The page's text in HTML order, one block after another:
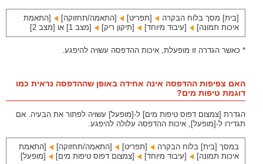
[בית] מסך בלוח הבקרה [תפריט]‏ [התאמה/תחזוקה]‏
[התאמת
איכות תמונה]‏
[עיבוד מיוחד]‏ [תיקון ריק]‏ [מצב 1] או [מצב 2]
* כאשר הגדרה זו מופעלת, איכות ההדפסה עשויה להיפגע.
האם צפיפות ההדפסה אינה אחידה באופן שההדפסה נראית כמו
דוגמת טיפות מים?
הגדרת [צמצום דפוס טיפות מים] ל-[מופעל] עשויה לפתור את הבעיה. אם
תגדירו ל-[מופעל], איכות ההדפסה עלולה להיפגע.
במסך [בית] בלוח הבקרה [תפריט]‏ [התאמה/תחזוקה]‏
[התאמת
איכות תמונה]‏
[עיבוד מיוחד]‏ [צמצום דפוס טיפות מים]‏ [מופעל]